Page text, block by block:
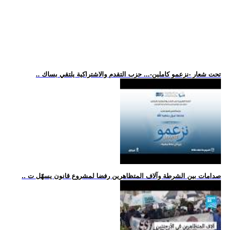
.. تحت شعار -نزعمو كاملين-... حزب التقدم والاشتراكية يلتقي بساك
.. صدامات بين الشرطة وآلاف المتظاهرين رفضا لمشروع قانون يسهّل ت